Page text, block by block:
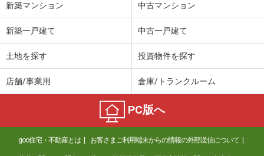
新築マンション 中古マンション
新築一戸建て 中古一戸建て
土地を探す 投資物件を探す
店舗/事業用 倉庫/トランクルーム
PC版へ
goo住宅・不動産とは お客さまご利用端末からの情報の外部送信について